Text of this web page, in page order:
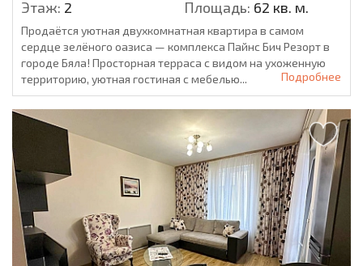
Этаж: 2 Площадь: 62 кв. м.
Продаётся уютная двухкомнатная квартира в самом
сердце зелёного оазиса — комплекса Пайнс Бич Резорт в
городе Бяла! Просторная терраса с видом на ухоженную
территорию, уютная гостиная с мебелью...
Подробнее